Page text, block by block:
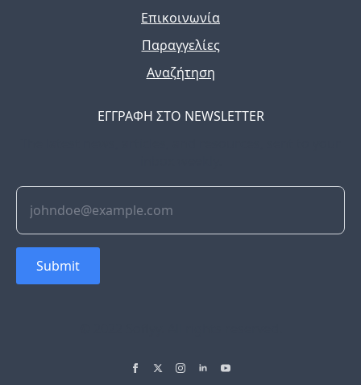
Επικοινωνία
Παραγγελίες
Αναζήτηση
ΕΓΓΡΑΦΗ ΣΤΟ NEWSLETTER
Submit